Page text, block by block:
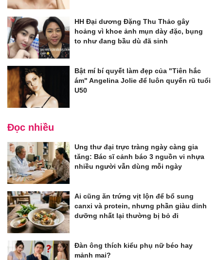
HH Đại dương Đặng Thu Thảo gây
hoảng vì khoe ảnh mụn dày đặc, bụng
to như đang bầu dù đã sinh
Bật mí bí quyết làm đẹp của "Tiên hắc
ám" Angelina Jolie để luôn quyến rũ tuổi
U50
Đọc nhiều
Ung thư đại trực tràng ngày càng gia
tăng: Bác sĩ cảnh báo 3 nguồn vi nhựa
nhiều người vẫn dùng mỗi ngày
Ai cũng ăn trứng vịt lộn để bổ sung
canxi và protein, nhưng phần giàu dinh
dưỡng nhất lại thường bị bỏ đi
Đàn ông thích kiểu phụ nữ béo hay
mảnh mai?